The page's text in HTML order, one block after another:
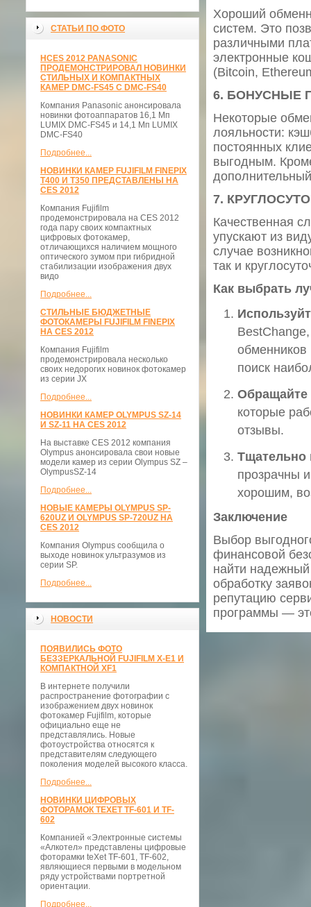
СТАТЬИ ПО ФОТО
НCES 2012 PANASONIC
ПРОДЕМОНСТРИРОВАЛ НОВИНКИ
СТИЛЬНЫХ И КОМПАКТНЫХ
КАМЕР DMC-FS45 С DMC-FS40
Компания Panasonic анонсировала
новинки фотоаппаратов 16,1 Мп
LUMIX DMC-FS45 и 14,1 Мп LUMIX
DMC-FS40
Подробнее...
НОВИНКИ КАМЕР FUJIFILM FINEPIX
T400 И T350 ПРЕДСТАВЛЕНЫ НА
CES 2012
Компания Fujifilm
продемонстрировала на CES 2012
года пару своих компактных
цифровых фотокамер,
отличающихся наличием мощного
оптического зумом при гибридной
стабилизации изображения двух
видо
Подробнее...
СТИЛЬНЫЕ БЮДЖЕТНЫЕ
ФОТОКАМЕРЫ FUJIFILM FINEPIX
НА CES 2012
Компания Fujifilm
продемонстрировала несколько
своих недорогих новинок фотокамер
из серии JX
Подробнее...
НОВИНКИ КАМЕР OLYMPUS SZ-14
И SZ-11 НА CES 2012
На выставке CES 2012 компания
Olympus анонсировала свои новые
модели камер из серии Olympus SZ –
OlympusSZ-14
Подробнее...
НОВЫЕ КАМЕРЫ OLYMPUS SP-
620UZ И OLYMPUS SP-720UZ НА
CES 2012
Компания Olympus сообщила о
выходе новинок ультразумов из
серии SP.
Подробнее...
НОВОСТИ
ПОЯВИЛИСЬ ФОТО
БЕЗЗЕРКАЛЬНОЙ FUJIFILM X-E1 И
КОМПАКТНОЙ XF1
В интернете получили
распространение фотографии с
изображением двух новинок
фотокамер Fujifilm, которые
официально еще не
представлялись. Новые
фотоустройства относятся к
представителям следующего
поколения моделей высокого класса.
Подробнее...
НОВИНКИ ЦИФРОВЫХ
ФОТОРАМОК TEXET TF-601 И TF-
602
Компанией «Электронные системы
«Алкотел» представлены цифровые
фоторамки teXet TF-601, TF-602,
являющиеся первыми в модельном
ряду устройствами портретной
ориентации.
Подробнее...
Хороший
систем. Это
различными
электронные
(Bitcoin,
6. БОНУСНЫЕ
Некоторые
лояльности:
постоянных
выгодным.
7.
Качественная
упускают из
случае
так и
Как выбрать
обменников
поиск
Обращайте
которые
отзывы.
Тщательно
прозрачны
хорошим,
Заключение
Выбор
финансовой
найти
обработку
репутацию
программы —